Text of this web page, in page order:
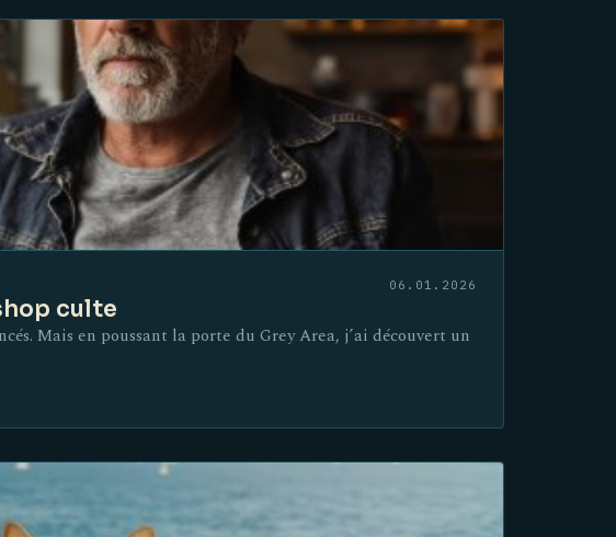
06.01.2026
culte
Mais en poussant la porte du Grey Area, j’ai découvert un